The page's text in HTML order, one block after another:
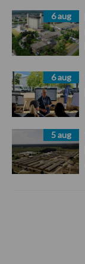
6 aug
6 aug
5 aug